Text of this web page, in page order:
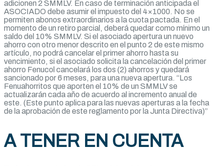
adicionen 2 SMMLV. En caso de terminación anticipada el
ASOCIADO debe asumir el impuesto del 4×1000. No se
permiten abonos extraordinarios a la cuota pactada. En el
momento de un retiro parcial, deberá quedar como mínimo un
saldo del 10% SMMLV. Si el asociado apertura un nuevo
ahorro con otro menor descrito en el punto 2 de este mismo
artículo, no podrá cancelar el primer ahorro hasta su
vencimiento, si el asociado solicita la cancelación del primer
ahorro Fenucol cancelará los dos (2) ahorros y quedará
sancionado por 6 meses, para una nueva apertura. “Los
Fenuahorritos que aporten el 10% de un SMMLV se
actualizarán cada año de acuerdo al incremento anual de
este. (Este punto aplica para las nuevas aperturas a la fecha
de la aprobación de este reglamento por la Junta Directiva)”
A TENER EN CUENTA